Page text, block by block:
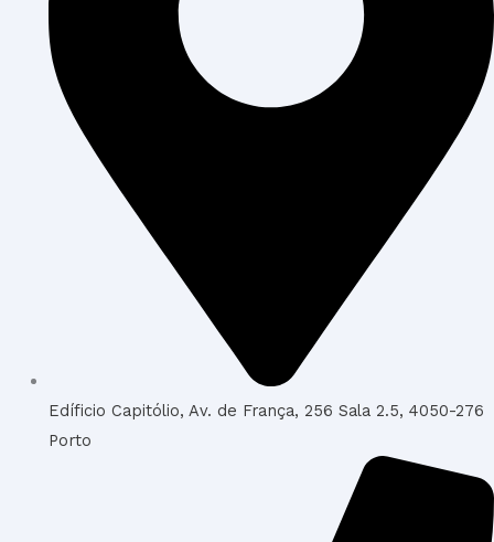
Edíficio Capitólio, Av. de França, 256 Sala 2.5, 4050-276
Porto